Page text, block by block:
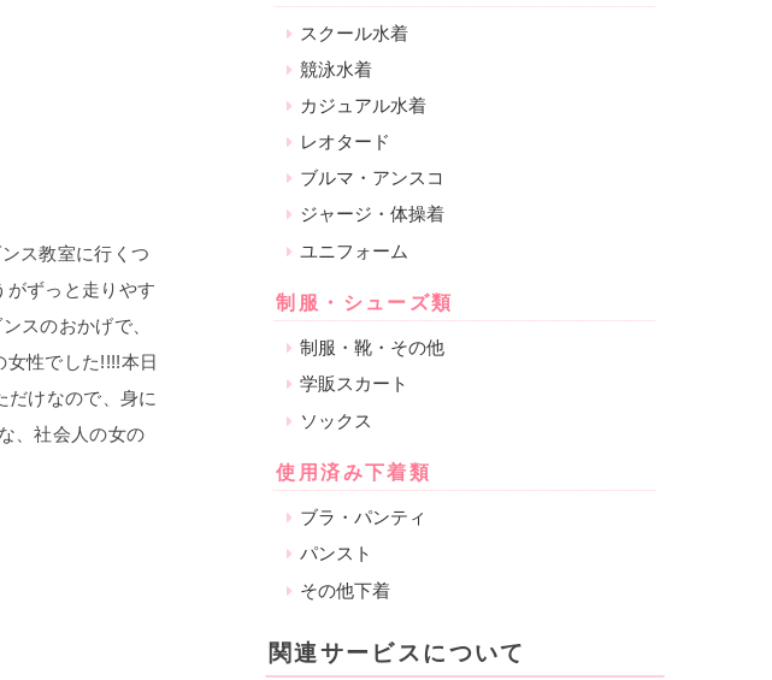
ス教室に行くつ
がずっと走りやす
スのおかげで、
女性でした!!!!本日
だけなので、身に
、社会人の女の
スクール水着
競泳水着
カジュアル水着
レオタード
ブルマ・アンスコ
ジャージ・体操着
ユニフォーム
制服・シューズ類
制服・靴・その他
学販スカート
ソックス
使用済み下着類
ブラ・パンティ
パンスト
その他下着
関連サービスについて